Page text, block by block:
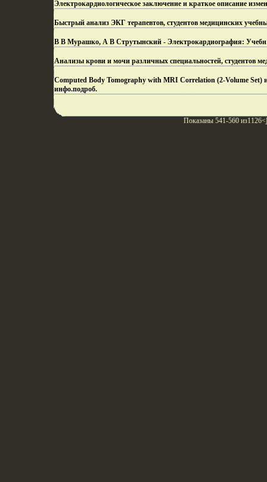
Электрокардиологическое заключение и краткое описание
Быстрый анализ ЭКГ терапевтов, студентов медицинских
В В Мурашко, А В Струтынский - Электрокардиография: Учебн
Анализы крови и мочи различных специальностей, студентов
Computed Body Tomography with MRI Correlation (2-Volume
инфо.подроб.
Показаны 541-560 из1126<